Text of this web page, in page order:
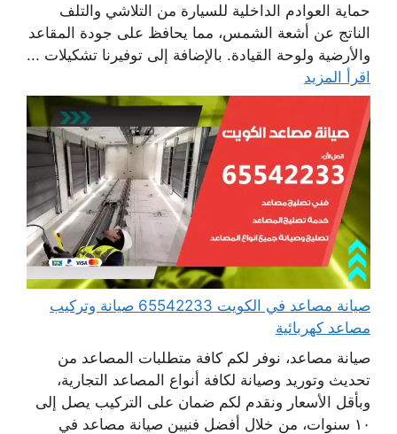
حماية العوادم الداخلية للسيارة من التلاشي والتلف
الناتج عن أشعة الشمس، مما يحافظ على جودة المقاعد
والأرضية ولوحة القيادة. بالإضافة إلى توفيرنا تشكيلات ...
اقرأ المزيد
صيانة مصاعد في الكويت 65542233 صيانة وتركيب
مصاعد كهربائية
صيانة مصاعد، نوفر لكم كافة متطلبات المصاعد من
تحديث وتوريد وصيانة لكافة أنواع المصاعد التجارية،
وبأقل الأسعار ونقدم لكم ضمان على التركيب يصل إلى
١٠ سنوات، من خلال أفضل فنيين صيانة مصاعد في